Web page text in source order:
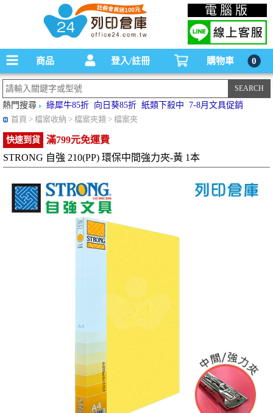
碳粉匣，墨水匣,原廠碳粉匣，副廠碳粉匣，環保碳粉匣,連續供墨印表機-office24列印
倉庫線上購物手機版
電腦版
商品 登入/註冊 購物車 0
熱門搜尋 綠犀牛85折 向日葵85折 紙類下殺中
7-8月文具促銷
首頁 > 檔案收納 > 檔案夾類 > 檔案夾
快速到貨
滿799元免運費
STRONG 自強 210(PP) 環保中間強力夾-黃 1本